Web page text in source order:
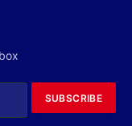
SUBSCRIBE